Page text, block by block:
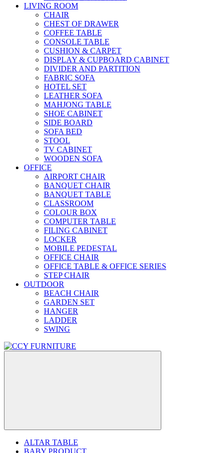
LIVING ROOM
CHAIR
CHEST OF DRAWER
COFFEE TABLE
CONSOLE TABLE
CUSHION & CARPET
DISPLAY & CUPBOARD CABINET
DIVIDER AND PARTITION
FABRIC SOFA
HOTEL SET
LEATHER SOFA
MAHJONG TABLE
SHOE CABINET
SIDE BOARD
SOFA BED
STOOL
TV CABINET
WOODEN SOFA
OFFICE
AIRPORT CHAIR
BANQUET CHAIR
BANQUET TABLE
CLASSROOM
COLOUR BOX
COMPUTER TABLE
FILING CABINET
LOCKER
MOBILE PEDESTAL
OFFICE CHAIR
OFFICE TABLE & OFFICE SERIES
STEP CHAIR
OUTDOOR
BEACH CHAIR
GARDEN SET
HANGER
LADDER
SWING
ALTAR TABLE
BABY PRODUCT